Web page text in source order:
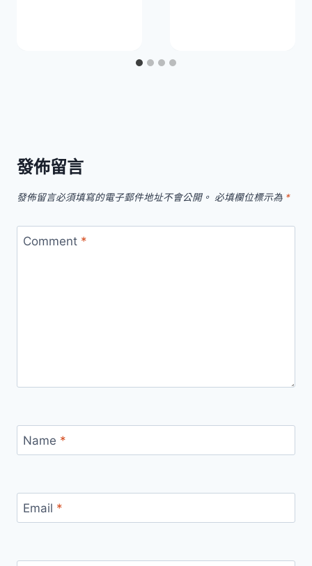
發佈留言
發佈留言必須填寫的電子郵件地址不會公開。 必填欄位標示為 *
Comment *
Name *
Email *